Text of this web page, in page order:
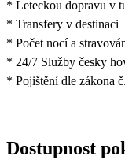
* Leteckou dopravu v
* Transfery v destinaci
* Počet nocí a
* 24/7 Služby česky
* Pojištění dle zákona
Dostupnost